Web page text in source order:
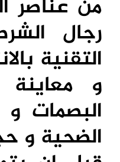
من عناصر
رجال
التقنية
و
البصمات
الضحية و